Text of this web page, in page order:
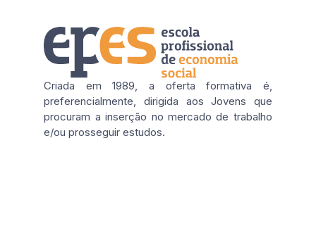
Criada em 1989, a oferta formativa é,
preferencialmente, dirigida aos Jovens que
procuram a inserção no mercado de trabalho
e/ou prosseguir estudos.